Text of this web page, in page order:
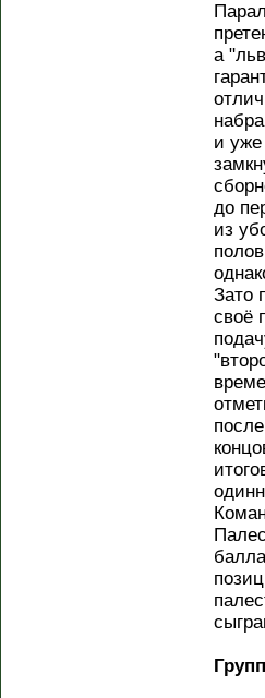
а
и уже
до
из
Зато
своё